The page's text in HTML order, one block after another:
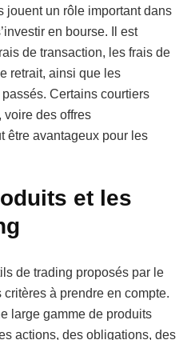
jouent un rôle important dans
en bourse. Il est
de transaction, les frais de
retrait, ainsi que les
Certains courtiers
voire des offres
être avantageux pour les
et les
de trading proposés par le
à prendre en compte.
large gamme de produits
actions, des obligations, des